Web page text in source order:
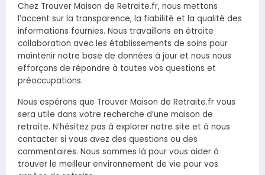
Chez Trouver Maison de Retraite.fr, nous mettons
l’accent sur la transparence, la fiabilité et la qualité des
informations fournies. Nous travaillons en étroite
collaboration avec les établissements de soins pour
maintenir notre base de données à jour et nous nous
efforçons de répondre à toutes vos questions et
préoccupations.
Nous espérons que Trouver Maison de Retraite.fr vous
sera utile dans votre recherche d’une maison de
retraite. N’hésitez pas à explorer notre site et à nous
contacter si vous avez des questions ou des
commentaires. Nous sommes là pour vous aider à
trouver le meilleur environnement de vie pour vos